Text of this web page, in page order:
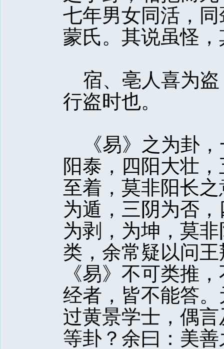
七年男女同活，
蒙氏。其说虽怪
宿、亳人喜为盗
行盗时也。
《易》之为卦，
阳泰，四阳大壮
至着，莫非阳长
为遁，三阴为否
为剥，为坤，莫
类，余常疑以问
《易》不可类推
经者，皆不能答
过黄景学士，偶
等卦？余曰：美